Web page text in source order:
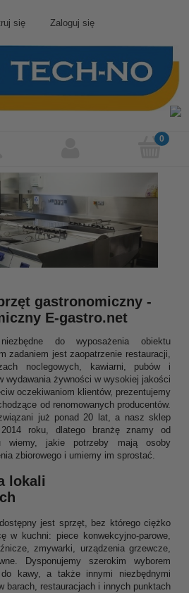
się Zaloguj się
gastronomiczny -
E-gastro.net
do wyposażenia obiektu
zadaniem jest zaopatrzenie restauracji,
noclegowych, kawiarni, pubów i
wydawania żywności w wysokiej jakości
oczekiwaniom klientów, prezentujemy
od renomowanych producentów.
już ponad 20 lat, a nasz sklep
2014 roku, dlatego branżę znamy od
wiemy, jakie potrzeby mają osoby
zbiorowego i umiemy im sprostać.
lokali
jest sprzęt, bez którego ciężko
w kuchni: piece konwekcyjno-parowe,
zmywarki, urządzenia grzewcze,
Dysponujemy szerokim wyborem
kawy, a także innymi niezbędnymi
barach, restauracjach i innych punktach